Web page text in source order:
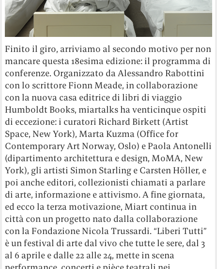
Finito il giro, arriviamo al secondo motivo per non
mancare questa 18esima edizione: il programma di
conferenze. Organizzato da Alessandro Rabottini
con lo scrittore Fionn Meade, in collaborazione
con la nuova casa editrice di libri di viaggio
Humboldt Books, miartalks ha venticinque ospiti
di eccezione: i curatori Richard Birkett (Artist
Space, New York), Marta Kuzma (Office for
Contemporary Art Norway, Oslo) e Paola Antonelli
(dipartimento architettura e design, MoMA, New
York), gli artisti Simon Starling e Carsten Höller, e
poi anche editori, collezionisti chiamati a parlare
di arte, informazione e attivismo. A fine giornata,
ed ecco la terza motivazione, Miart continua in
città con un progetto nato dalla collaborazione
con la Fondazione Nicola Trussardi. “Liberi Tutti”
è un festival di arte dal vivo che tutte le sere, dal 3
al 6 aprile e dalle 22 alle 24, mette in scena